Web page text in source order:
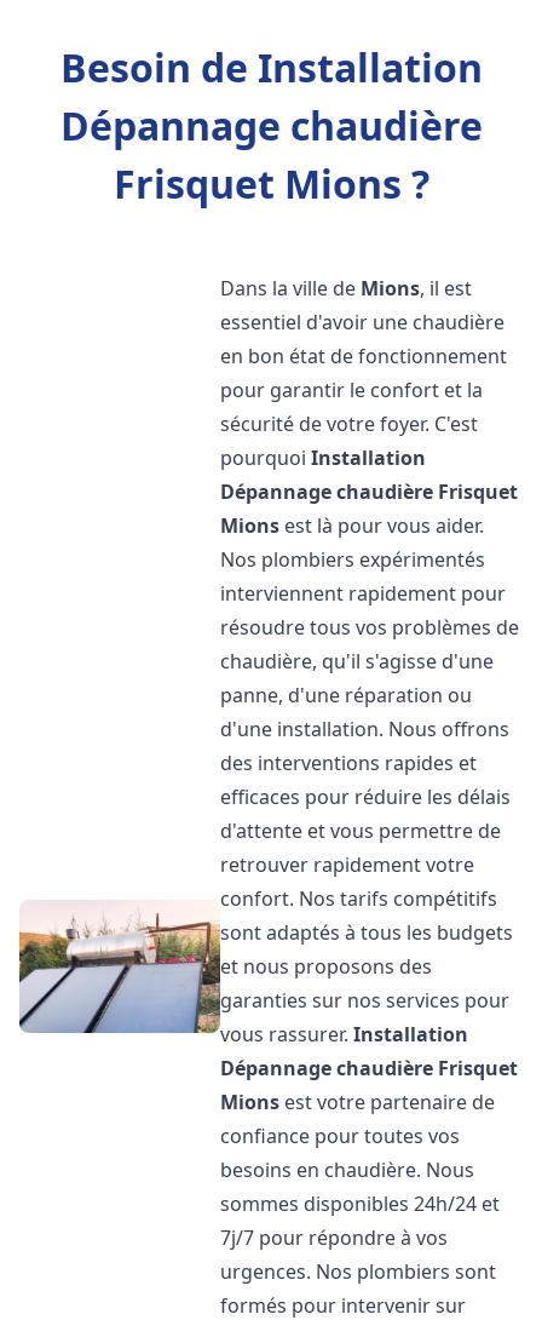
Besoin de Installation
Dépannage chaudière
Frisquet Mions ?
Dans la ville de Mions, il est
essentiel d'avoir une chaudière
en bon état de fonctionnement
pour garantir le confort et la
sécurité de votre foyer. C'est
pourquoiInstallation
Dépannage chaudière Frisquet
Mions est là pour vous aider.
Nos plombiers expérimentés
interviennent rapidement pour
résoudre tous vos problèmes de
chaudière, qu'il s'agisse d'une
panne, d'une réparation ou
d'une installation. Nous offrons
des interventions rapides et
efficaces pour réduire les délais
d'attente et vous permettre de
retrouver rapidement votre
confort. Nos tarifs compétitifs
sont adaptés à tous les budgets
et nous proposons des
garanties sur nos services pour
vous rassurer.Installation
Dépannage chaudière Frisquet
Mions est votre partenaire de
confiance pour toutes vos
besoins en chaudière. Nous
sommes disponibles 24h/24 et
7j/7 pour répondre à vos
urgences. Nos plombiers sont
formés pour intervenir sur